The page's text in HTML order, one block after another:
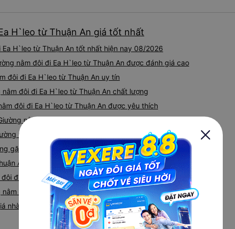
(một mình) yêu luôn.
10/10.
H`leo từ Thuận An giá tốt nhất
H`leo từ Thuận An tốt nhất hiện nay 08/2026
nằm đôi đi Ea H`leo từ Thuận An được đánh giá cao
đôi đi Ea H`leo từ Thuận An uy tín
đôi đi Ea H`leo từ Thuận An chất lượng
đôi đi Ea H`leo từ Thuận An được yêu thích
nằm đôi đi Ea H`leo từ Thuận An được đánh giá cao
nằm đôi đi Ea H`leo từ Thuận An uy tín
gặp khi đặt xe Giường nằm đôi đi Thuận An từ Ea H`leo
An Ea H`leo của các nhà xe
đi Ea H`leo từ Thuận An
đôi Thuận An Ea H`leo
nhà xe Thuận An Ea H`leo Giường nằm đôi